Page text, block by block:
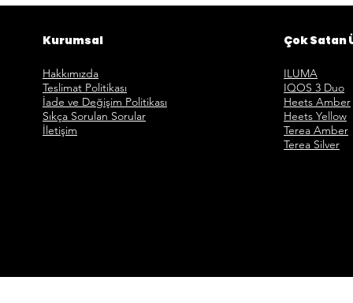
Kurumsal
Hakkımızda
Teslimat Politikası
İade ve Değişim Politikası
Sıkça Sorulan Sorular
İletişim
Çok Satan
ILUMA
IQOS 3 Duo
Heets Amber
Heets Yellow
Terea Amber
Terea Silver